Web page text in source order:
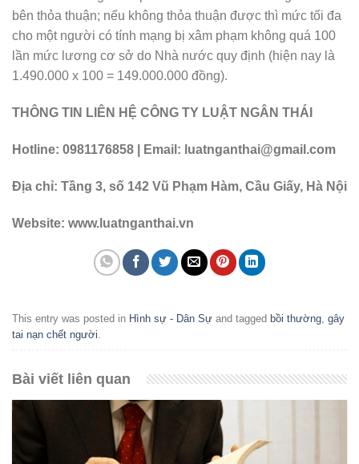
bên thỏa thuận; nếu không thỏa thuận được thì mức tối đa
cho một người có tính mạng bị xâm phạm không quá 100
lần mức lương cơ sở do Nhà nước quy định (hiện nay là
1.490.000 x 100 = 149.000.000 đồng).
THÔNG TIN LIÊN HỆ CÔNG TY LUẬT NGÂN THÁI
Hotline: 0981176858 | Email: luatnganthai@gmail.com
Địa chỉ: Tầng 3, số 142 Vũ Phạm Hàm, Cầu Giấy, Hà Nội
Website: www.luatnganthai.vn
This entry was posted in Hình sự - Dân Sự and tagged bồi thường gây
tai nạn chết người
Bài viết liên quan